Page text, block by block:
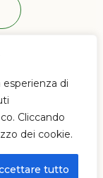
di
Cliccando
dei cookie.
tutto
(PT)
17:00
Antonio - P.IVA e